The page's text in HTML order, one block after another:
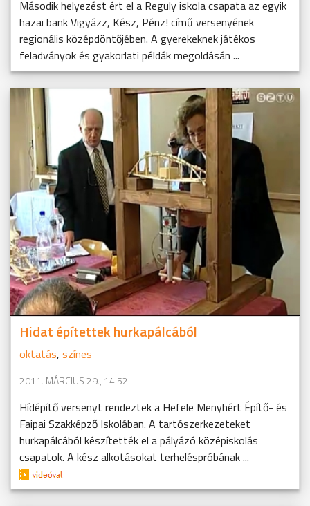
Második helyezést ért el a Reguly iskola csapata az egyik
hazai bank Vigyázz, Kész, Pénz! című versenyének
regionális középdöntőjében. A gyerekeknek játékos
feladványok és gyakorlati példák megoldásán ...
Hidat építettek hurkapálcából
oktatás, színes
2011. MÁRCIUS 29., 14:52
Hídépítő versenyt rendeztek a Hefele Menyhért Építő- és
Faipai Szakképző Iskolában. A tartószerkezeteket
hurkapálcából készítették el a pályázó középiskolás
csapatok. A kész alkotásokat terheléspróbának ...